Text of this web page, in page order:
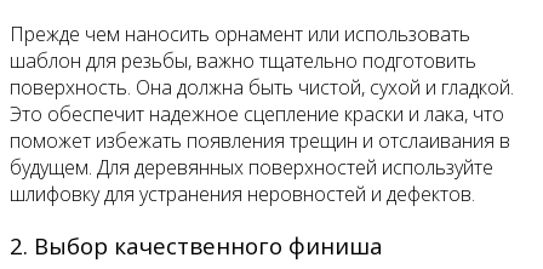
Прежде чем наносить орнамент или использовать
шаблон для резьбы, важно тщательно подготовить
поверхность. Она должна быть чистой, сухой и гладкой.
Это обеспечит надежное сцепление краски и лака, что
поможет избежать появления трещин и отслаивания в
будущем. Для деревянных поверхностей используйте
шлифовку для устранения неровностей и дефектов.
2. Выбор качественного финиша